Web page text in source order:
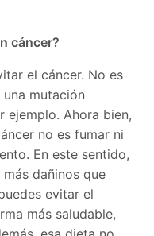
cáncer?
el cáncer. No es
mutación
ejemplo. Ahora bien,
no es fumar ni
En este sentido,
dañinos que
evitar el
más saludable,